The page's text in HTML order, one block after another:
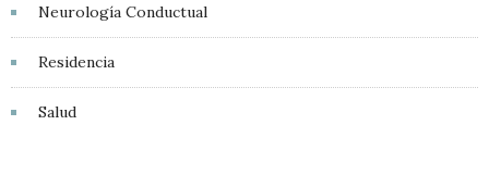
Neurología Conductual
Residencia
Salud